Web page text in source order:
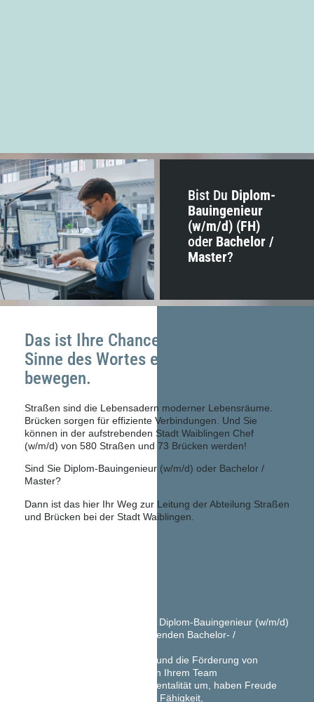
Bist Du Diplom-
Bau­ingenieur
(w/m/d) (FH)
oder Bachelor /
Master?
Das ist Ihre Chance, im wahrsten
Sinne des Wortes eine ganze Stadt zu
bewegen.
Straßen sind die Lebensadern moderner Lebensräume.
Brücken sorgen für effiziente Verbindungen. Und Sie
können in der aufstrebenden Stadt Waiblingen Chef
(w/m/d) von 580 Straßen und 73 Brücken werden!
Sind Sie Diplom-Bauingenieur (w/m/d) oder Bachelor /
Master?
Dann ist das hier Ihr Weg zur Leitung der Abteilung Straßen
und Brücken bei der Stadt Waiblingen.
haben einen Abschluss als Diplom-Bauingenieur (w/m/d)
(FH) oder einen entsprechenden Bachelor- /
haben Lust auf Teamwork und die Förderung von
Talenten und Fähigkeiten in Ihrem Team
setzen gern Ihre Machermentalität um, haben Freude
an Kommunikation und die Fähigkeit,